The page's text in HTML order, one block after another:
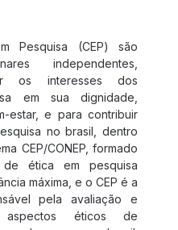
Pesquisa (CEP) são
independentes,
os interesses dos
em sua dignidade,
estar, e para contribuir
no brasil, dentro
CEP/CONEP, formado
de ética em pesquisa
máxima, e o CEP é a
pela avaliação e
aspectos éticos de